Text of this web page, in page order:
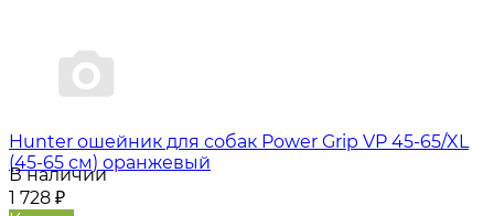
Hunter oшейник для собак Power Grip VP 45-65/XL
(45-65 см) оранжевый
В наличии
1 728 ₽